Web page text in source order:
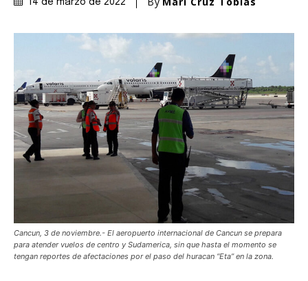
14 de marzo de 2022
Cancun, 3 de noviembre.- El aeropuerto internacional de Cancun se prepara
para atender vuelos de centro y Sudamerica, sin que hasta el momento se
tengan reportes de afectaciones por el paso del huracan “Eta” en la zona.